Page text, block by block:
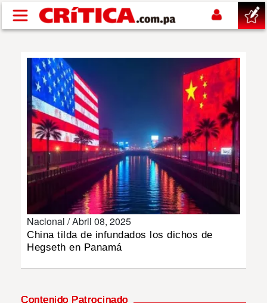
Pasar al contenido principal
SUCESOS
NACIONAL
POLÍTICA
SHOW
DEPORTES
MUNDO
Nacional /Abril 08, 2025
China tilda de infundados los dichos de
Hegseth en Panamá
Contenido Patrocinado